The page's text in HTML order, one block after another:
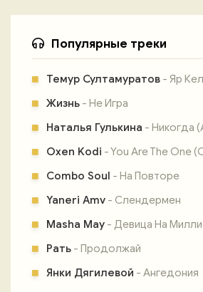
Популярные треки
Темур Султамуратов - Яр
Жизнь - Не Игра
Наталья Гулькина - Никогда
Oxen Kodi - You Are The One
Combo Soul - На Повторе
Yaneri Amv - Слендермен
Masha May - Девица На
Рать - Продолжай
Янки Дягилевой - Ангедония